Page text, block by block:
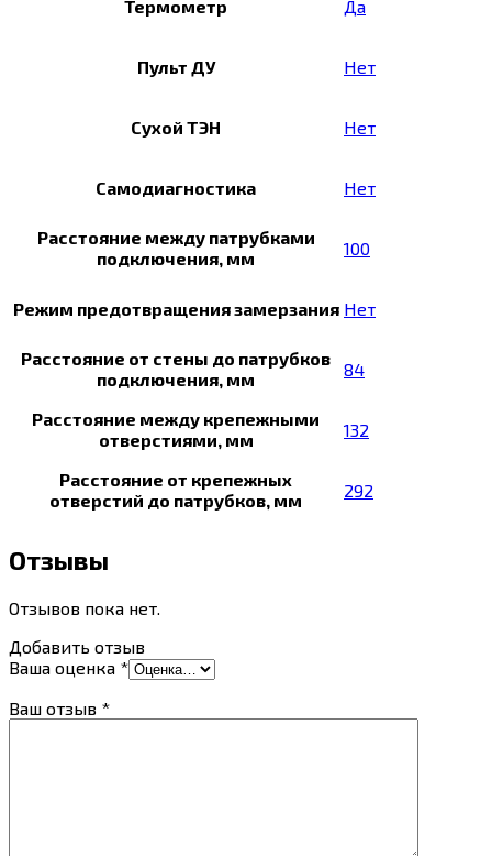
Термометр Да
Пульт ДУ Нет
Сухой ТЭН Нет
Самодиагностика Нет
Расстояние между патрубками
подключения, мм
100
Режим предотвращения замерзания Нет
Расстояние от стены до патрубков
подключения, мм
84
Расстояние между крепежными
отверстиями, мм
132
Расстояние от крепежных
отверстий до патрубков, мм
292
Отзывы
Отзывов пока нет.
Добавить отзыв
Ваша оценка *
Ваш отзыв *